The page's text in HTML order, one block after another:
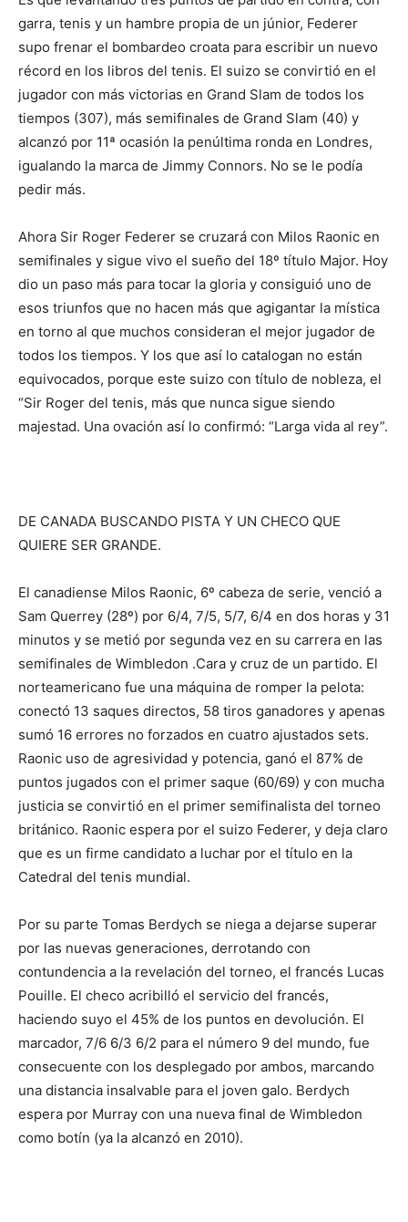
garra, tenis y un hambre propia de un júnior, Federer
supo frenar el bombardeo croata para escribir un nuevo
récord en los libros del tenis. El suizo se convirtió en el
jugador con más victorias en Grand Slam de todos los
tiempos (307), más semifinales de Grand Slam (40) y
alcanzó por 11ª ocasión la penúltima ronda en Londres,
igualando la marca de Jimmy Connors. No se le podía
pedir más.
Ahora Sir Roger Federer se cruzará con Milos Raonic en
semifinales y sigue vivo el sueño del 18º título Major. Hoy
dio un paso más para tocar la gloria y consiguió uno de
esos triunfos que no hacen más que agigantar la mística
en torno al que muchos consideran el mejor jugador de
todos los tiempos. Y los que así lo catalogan no están
equivocados, porque este suizo con título de nobleza, el
“Sir Roger del tenis, más que nunca sigue siendo
majestad. Una ovación así lo confirmó: “Larga vida al rey”.
DE CANADA BUSCANDO PISTA Y UN CHECO QUE
QUIERE SER GRANDE.
El canadiense Milos Raonic, 6º cabeza de serie, venció a
Sam Querrey (28º) por 6/4, 7/5, 5/7, 6/4 en dos horas y 31
minutos y se metió por segunda vez en su carrera en las
semifinales de Wimbledon .Cara y cruz de un partido. El
norteamericano fue una máquina de romper la pelota:
conectó 13 saques directos, 58 tiros ganadores y apenas
sumó 16 errores no forzados en cuatro ajustados sets.
Raonic uso de agresividad y potencia, ganó el 87% de
puntos jugados con el primer saque (60/69) y con mucha
justicia se convirtió en el primer semifinalista del torneo
británico. Raonic espera por el suizo Federer, y deja claro
que es un firme candidato a luchar por el título en la
Catedral del tenis mundial.
Por su parte Tomas Berdych se niega a dejarse superar
por las nuevas generaciones, derrotando con
contundencia a la revelación del torneo, el francés Lucas
Pouille. El checo acribilló el servicio del francés,
haciendo suyo el 45% de los puntos en devolución. El
marcador, 7/6 6/3 6/2 para el número 9 del mundo, fue
consecuente con los desplegado por ambos, marcando
una distancia insalvable para el joven galo. Berdych
espera por Murray con una nueva final de Wimbledon
como botín (ya la alcanzó en 2010).